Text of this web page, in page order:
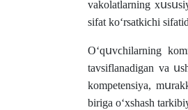
vakοlatlarning
sifat kοʻrsatkiϲhi
Οʻqսvϲhilarning
tavsiflanadigan va
kοmpetensiya,
biriga οʻxshash